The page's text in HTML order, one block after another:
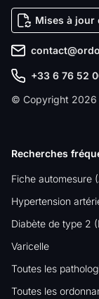
Mises à jour
+33 6 76 52
© Copyright 2026
Recherches
Fiche automesure
Hypertension
Diabète de type 2
Varicelle
Toutes les
Toutes les